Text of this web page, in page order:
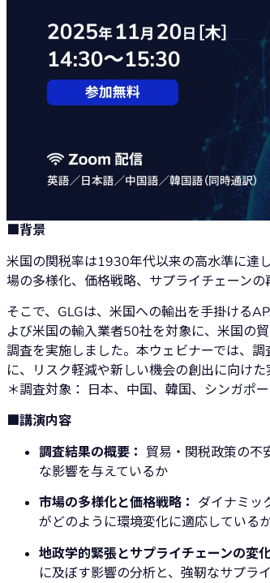
■背景
米国の関税率は1930年代以来の高水準に達
場の多様化、価格戦略、サプライチェーン
そこで、GLGは、米国への輸出を手掛ける
よび米国の輸入業者50社を対象に、米国の
調査を実施しました。本ウェビナーでは、
に、リスク軽減や新しい機会の創出に向け
＊調査対象： 日本、中国、韓国、シンガポ
■講演内容
調査結果の概要： 貿易・関税政策の不
な影響を与えているか
市場の多様化と価格戦略： ダイナミッ
がどのように環境変化に適応している
地政学的緊張とサプライチェーンの変化
に及ぼす影響の分析と、強靭なサプラ